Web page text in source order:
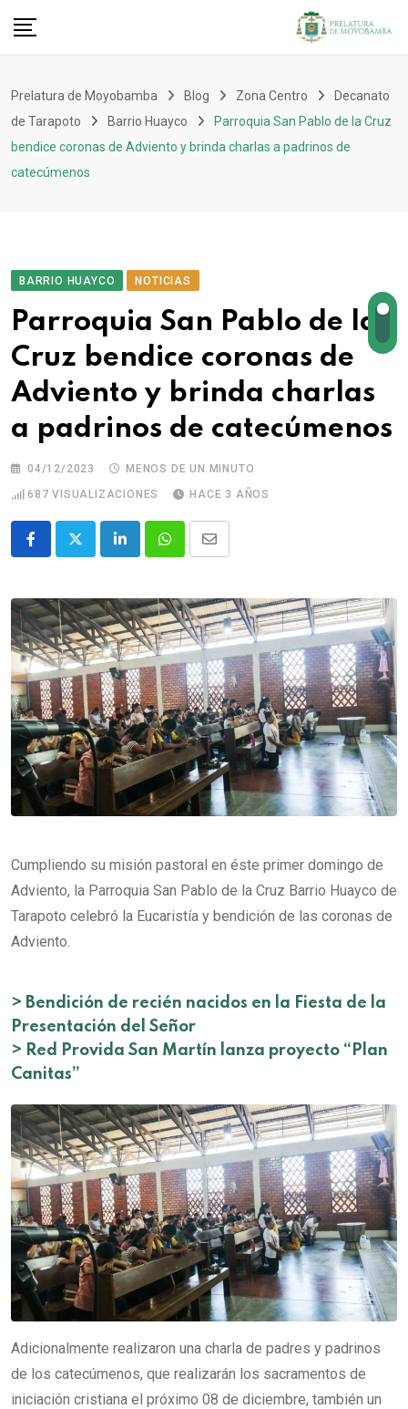
Prelatura de Moyobamba Blog Zona Centro
Decanato
de Tarapoto
Barrio Huayco
Parroquia San Pablo de la Cruz
bendice coronas de Adviento y brinda charlas a padrinos de
catecúmenos
BARRIO HUAYCO NOTICIAS
Parroquia San Pablo de la
Cruz bendice coronas de
Adviento y brinda charlas
a padrinos de catecúmenos
04/12/2023
MENOS DE UN MINUTO
687 VISUALIZACIONES HACE 3 AÑOS
Cumpliendo su misión pastoral en éste primer domingo de
Adviento, la Parroquia San Pablo de la Cruz Barrio Huayco de
Tarapoto celebró la Eucaristía y bendición de las coronas de
Adviento.
> Bendición de recién nacidos en la Fiesta de la
Presentación del Señor
> Red Provida San Martín lanza proyecto “Plan
Canitas”
Adicionalmente realizaron una charla de padres y padrinos
de los catecúmenos, que realizarán los sacramentos de
iniciación cristiana el próximo 08 de diciembre, también un